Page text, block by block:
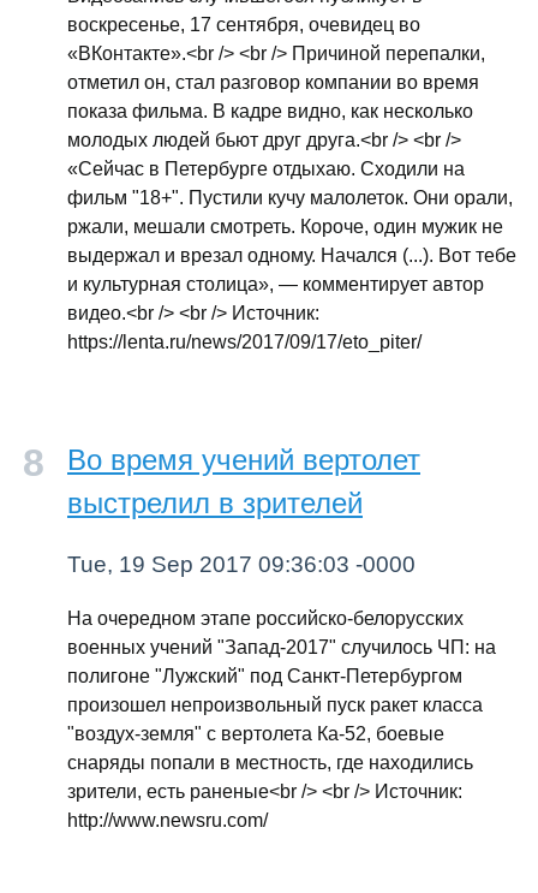
воскресенье, 17 сентября, очевидец во
«ВКонтакте».<br /> <br /> Причиной перепалки,
отметил он, стал разговор компании во время
показа фильма. В кадре видно, как несколько
молодых людей бьют друг друга.<br /> <br />
«Сейчас в Петербурге отдыхаю. Сходили на
фильм "18+". Пустили кучу малолеток. Они орали,
ржали, мешали смотреть. Короче, один мужик не
выдержал и врезал одному. Начался (...). Вот тебе
и культурная столица», — комментирует автор
видео.<br /> <br /> Источник:
https://lenta.ru/news/2017/09/17/eto_piter/
Во время учений вертолет
выстрелил в зрителей
Tue, 19 Sep 2017 09:36:03 -0000
На очередном этапе российско-белорусских
военных учений "Запад-2017" случилось ЧП: на
полигоне "Лужский" под Санкт-Петербургом
произошел непроизвольный пуск ракет класса
"воздух-земля" с вертолета Ка-52, боевые
снаряды попали в местность, где находились
зрители, есть раненые<br /> <br /> Источник:
http://www.newsru.com/